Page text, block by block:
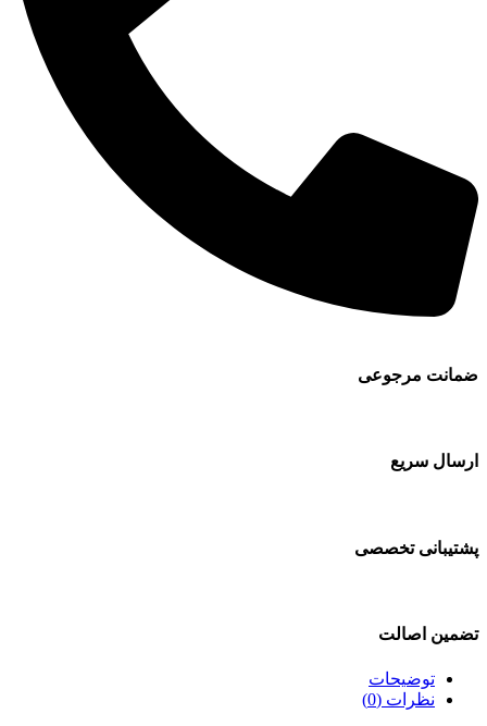
ضمانت مرجوعی
ارسال سریع
پشتیبانی تخصصی
تضمین اصالت
توضیحات
نظرات (0)